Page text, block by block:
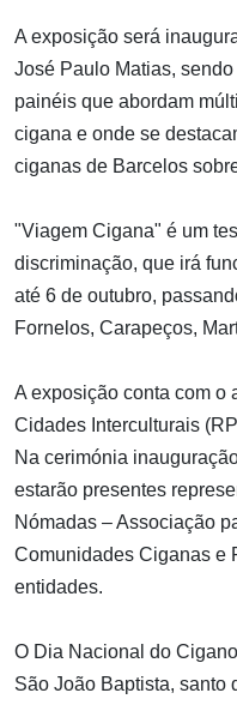
A exposição será
José Paulo Matias,
painéis que abordam
cigana e onde se
ciganas de Barcelos
"Viagem Cigana" é um
discriminação, que irá
até 6 de outubro,
Fornelos, Carapeços,
A exposição conta com o
Cidades Interculturais
Na cerimónia
estarão presentes
Nómadas – Associação
Comunidades Ciganas e
entidades.
O Dia Nacional do
São João Baptista, santo